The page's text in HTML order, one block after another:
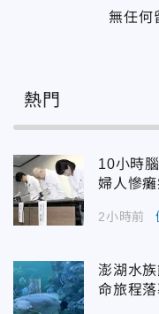
無任何
熱門
10小時
婦人慘
2小時前
澎湖水
命旅程